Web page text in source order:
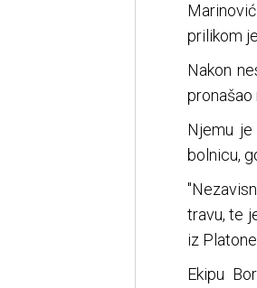
prilikom
Nakon
pronašao
Njemu
bolnicu,
travu, te
iz
Ekipu